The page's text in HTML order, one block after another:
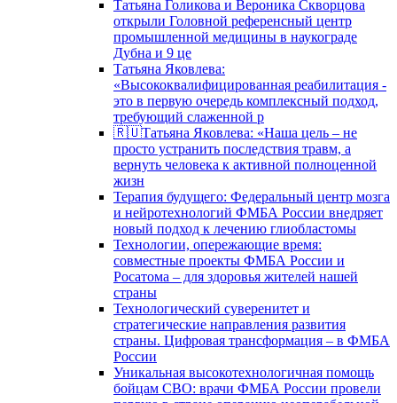
Татьяна Голикова и Вероника Скворцова
открыли Головной референсный центр
промышленной медицины в наукограде
Дубна и 9 це
Татьяна Яковлева:
«Высококвалифицированная реабилитация -
это в первую очередь комплексный подход,
требующий слаженной р
🇷🇺Татьяна Яковлева: «Наша цель – не
просто устранить последствия травм, а
вернуть человека к активной полноценной
жизн
Терапия будущего: Федеральный центр мозга
и нейротехнологий ФМБА России внедряет
новый подход к лечению глиобластомы
Технологии, опережающие время:
совместные проекты ФМБА России и
Росатома – для здоровья жителей нашей
страны
Технологический суверенитет и
стратегические направления развития
страны. Цифровая трансформация – в ФМБА
России
Уникальная высокотехнологичная помощь
бойцам СВО: врачи ФМБА России провели